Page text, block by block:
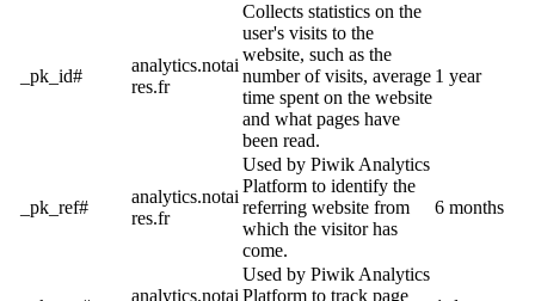
_pk_id#
analytics.notai
res.fr
Collects statistics on the
user's visits to the
website, such as the
number of visits, average
time spent on the website
and what pages have
been read.
1 year
_pk_ref#
analytics.notai
res.fr
Used by Piwik Analytics
Platform to identify the
referring website from
which the visitor has
come.
6 months
analytics.notai
Used by Piwik Analytics
Platform to track page